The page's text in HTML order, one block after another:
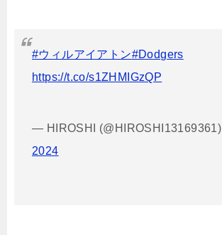
#ウィルアイアトン#Dodgers
https://t.co/s1ZHMIGzQP
— HIROSHI (@HIROSHI13169361)
2024